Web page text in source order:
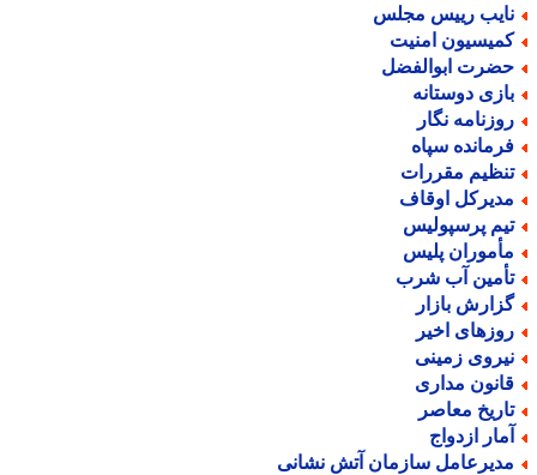
رییس مجلس
امنیت
ابوالفضل
دوستانه
نگار
سپاه
مقررات
اوقاف
پرسپولیس
پلیس
آب شرب
بازار
اخیر
زمینی
مداری
معاصر
ازدواج
سازمان آتش نشانی